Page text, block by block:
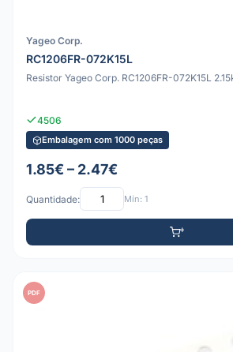
Yageo Corp.
RC1206FR-072K15L
Resistor Yageo Corp. RC1206FR-072K15L
4506
Embalagem com 1000 peças
1.85€ – 2.47€
Quantidade: Mín: 1
PDF